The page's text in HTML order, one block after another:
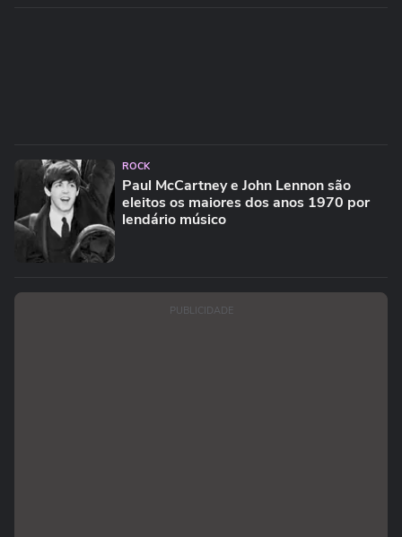
ROCK
Paul McCartney e John Lennon são
eleitos os maiores dos anos 1970 por
lendário músico
PUBLICIDADE